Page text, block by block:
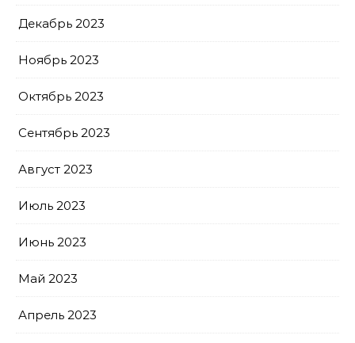
Декабрь 2023
Ноябрь 2023
Октябрь 2023
Сентябрь 2023
Август 2023
Июль 2023
Июнь 2023
Май 2023
Апрель 2023